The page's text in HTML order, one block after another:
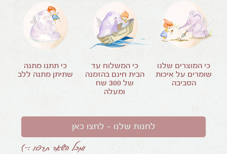
כי המוצרים שלנו
שומרים על איכות
הסביבה
כי המשלוח עד
הבית חינם בהזמנה
של 300 שח
ומעלה
כי תתנו מתנה
שתיתן מתנה ללב
לחנות שלנו – לחצו כאן
ומכל השאר תרפו :-)